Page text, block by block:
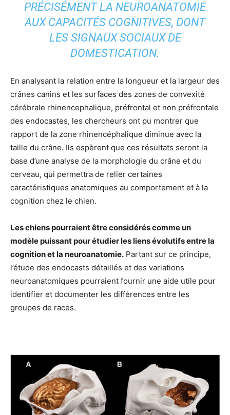
PRÉCISÉMENT LA NEUROANATOMIE
AUX CAPACITÉS COGNITIVES, DONT
LES SIGNAUX SOCIAUX DE
DOMESTICATION.
En analysant la relation entre la longueur et la largeur des
crânes canins et les surfaces des zones de convexité
cérébrale rhinencephalique, préfrontal et non préfrontale
des endocastes, les chercheurs ont pu montrer que
rapport de la zone rhinencéphalique diminue avec la
taille du crâne. Ils espèrent que ces résultats seront la
base d’une analyse de la morphologie du crâne et du
cerveau, qui permettra de relier certaines
caractéristiques anatomiques au comportement et à la
cognition chez le chien.
Les chiens pourraient être considérés comme un
modèle puissant pour étudier les liens évolutifs entre la
cognition et la neuroanatomie. Partant sur ce principe,
l’étude des endocasts détaillés et des variations
neuroanatomiques pourraient fournir une aide utile pour
identifier et documenter les différences entre les
groupes de races.